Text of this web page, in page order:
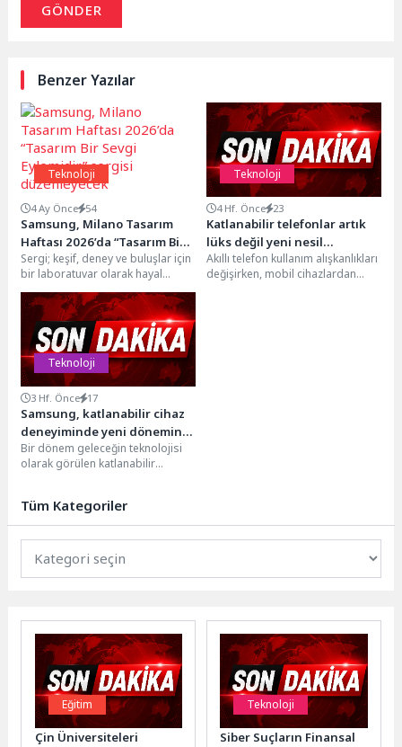
GÖNDER
Benzer Yazılar
Teknoloji
4 Ay Önce 54
Samsung, Milano Tasarım
Haftası 2026’da “Tasarım Bir
Sevgi Eylemidir” sergisi
düzenleyecek
Sergi; keşif, deney ve buluşlar için
bir laboratuvar olarak hayal
edilen Samsung Açık Tasarım
Laboratuvarı...
Teknoloji
4 Hf. Önce 23
Katlanabilir telefonlar artık
lüks değil yeni nesil
üretkenlik aracı
Akıllı telefon kullanım alışkanlıkları
değişirken, mobil cihazlardan
Teknoloji
3 Hf. Önce 17
Samsung, katlanabilir cihaz
deneyiminde yeni dönemin
sinyallerini veriyor
Bir dönem geleceğin teknolojisi
olarak görülen katlanabilir
Tüm Kategoriler
Eğitim
Çin Üniversiteleri
Teknoloji
Siber Suçların Finansal